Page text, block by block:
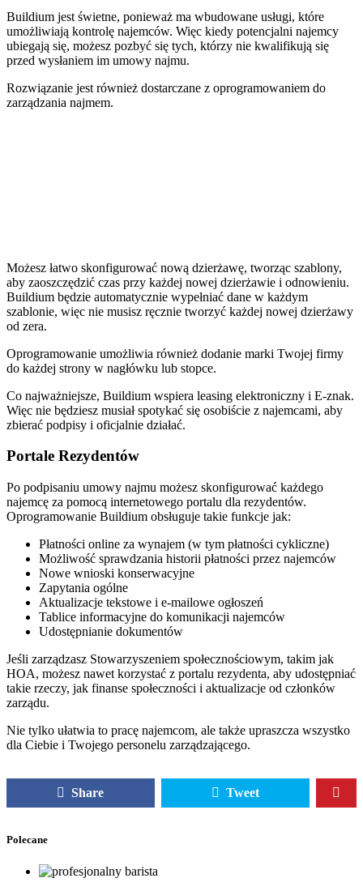
Buildium jest świetne, ponieważ ma wbudowane usługi, które
umożliwiają kontrolę najemców. Więc kiedy potencjalni najemcy
ubiegają się, możesz pozbyć się tych, którzy nie kwalifikują się
przed wysłaniem im umowy najmu.
Rozwiązanie jest również dostarczane z oprogramowaniem do
zarządzania najmem.
Możesz łatwo skonfigurować nową dzierżawę, tworząc szablony,
aby zaoszczędzić czas przy każdej nowej dzierżawie i odnowieniu.
Buildium będzie automatycznie wypełniać dane w każdym
szablonie, więc nie musisz ręcznie tworzyć każdej nowej dzierżawy
od zera.
Oprogramowanie umożliwia również dodanie marki Twojej firmy
do każdej strony w nagłówku lub stopce.
Co najważniejsze, Buildium wspiera leasing elektroniczny i E-znak.
Więc nie będziesz musiał spotykać się osobiście z najemcami, aby
zbierać podpisy i oficjalnie działać.
Portale Rezydentów
Po podpisaniu umowy najmu możesz skonfigurować każdego
najemcę za pomocą internetowego portalu dla rezydentów.
Oprogramowanie Buildium obsługuje takie funkcje jak:
Płatności online za wynajem (w tym płatności cykliczne)
Możliwość sprawdzania historii płatności przez najemców
Nowe wnioski konserwacyjne
Zapytania ogólne
Aktualizacje tekstowe i e-mailowe ogłoszeń
Tablice informacyjne do komunikacji najemców
Udostępnianie dokumentów
Jeśli zarządzasz Stowarzyszeniem społecznościowym, takim jak
HOA, możesz nawet korzystać z portalu rezydenta, aby udostępniać
takie rzeczy, jak finanse społeczności i aktualizacje od członków
zarządu.
Nie tylko ułatwia to pracę najemcom, ale także upraszcza wszystko
dla Ciebie i Twojego personelu zarządzającego.
Share Tweet
Polecane